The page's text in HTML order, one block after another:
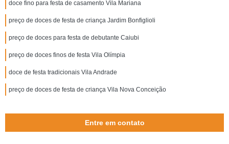
doce fino para festa de casamento Vila Mariana
preço de doces de festa de criança Jardim Bonfiglioli
preço de doces para festa de debutante Caiubi
preço de doces finos de festa Vila Olímpia
doce de festa tradicionais Vila Andrade
preço de doces de festa de criança Vila Nova Conceição
Entre em contato